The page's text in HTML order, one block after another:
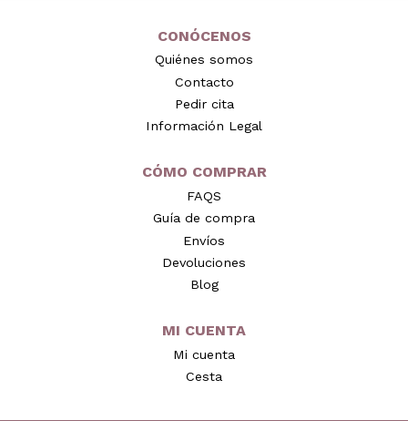
CONÓCENOS
Quiénes somos
Contacto
Pedir cita
Información Legal
CÓMO COMPRAR
FAQS
Guía de compra
Envíos
Devoluciones
Blog
MI CUENTA
Mi cuenta
Cesta